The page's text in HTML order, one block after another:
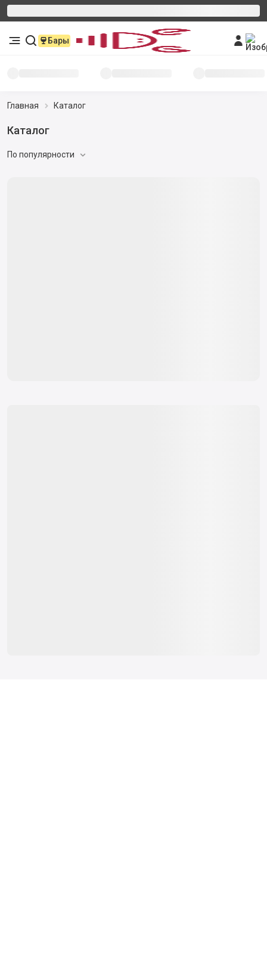
Бары
Главная Каталог
Каталог
По популярности